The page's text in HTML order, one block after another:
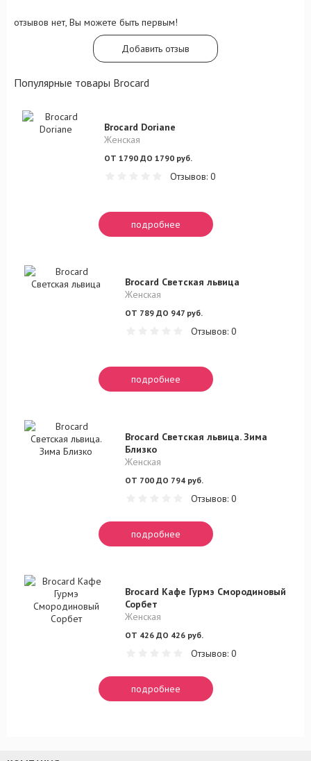
отзывов нет, Вы можете быть первым!
Добавить отзыв
Популярные товары Brocard
Brocard Doriane
Женская
ОТ 1790 ДО 1790 руб.
Отзывов: 0
подробнее
Brocard Светская львица
Женская
ОТ 789 ДО 947 руб.
Отзывов: 0
подробнее
Brocard Светская львица. Зима
Близко
Женская
ОТ 700 ДО 794 руб.
Отзывов: 0
подробнее
Brocard Кафе Гурмэ Смородиновый
Сорбет
Женская
ОТ 426 ДО 426 руб.
Отзывов: 0
подробнее